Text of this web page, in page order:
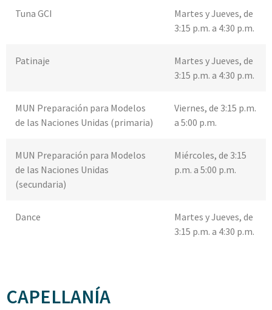
Tuna GCI
Martes y Jueves, de
3:15 p.m. a 4:30 p.m.
Patinaje
Martes y Jueves, de
3:15 p.m. a 4:30 p.m.
MUN Preparación para Modelos
de las Naciones Unidas (primaria)
Viernes, de 3:15 p.m.
a 5:00 p.m.
MUN Preparación para Modelos
de las Naciones Unidas
(secundaria)
Miércoles, de 3:15
p.m. a 5:00 p.m.
Dance
Martes y Jueves, de
3:15 p.m. a 4:30 p.m.
CAPELLANÍA